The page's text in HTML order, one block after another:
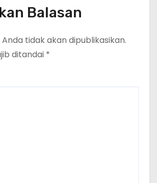
Balasan
tidak akan dipublikasikan.
ditandai *